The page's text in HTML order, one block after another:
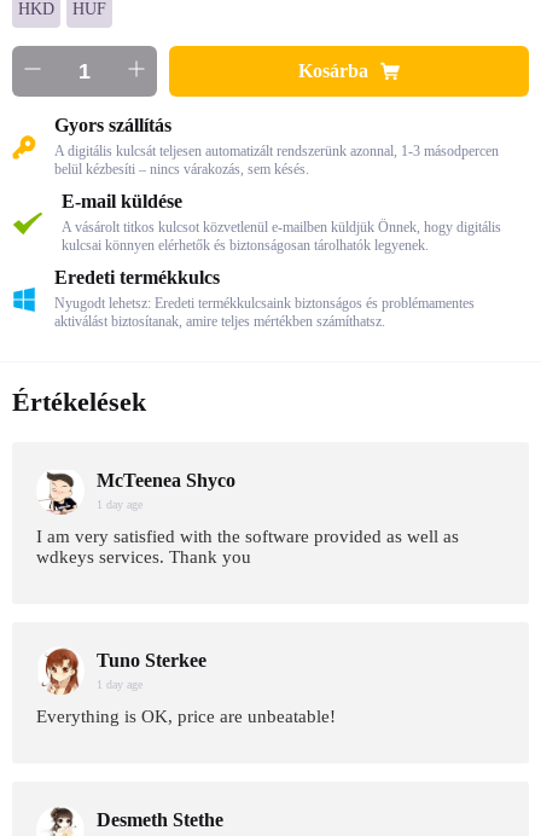
HKD HUF
Kosárba
Gyors szállítás
A digitális kulcsát teljesen automatizált rendszerünk azonnal, 1-3 másodpercen
belül kézbesíti – nincs várakozás, sem késés.
E-mail küldése
A vásárolt titkos kulcsot közvetlenül e-mailben küldjük Önnek, hogy digitális
kulcsai könnyen elérhetők és biztonságosan tárolhatók legyenek.
Eredeti termékkulcs
Nyugodt lehetsz: Eredeti termékkulcsaink biztonságos és problémamentes
aktiválást biztosítanak, amire teljes mértékben számíthatsz.
Értékelések
McTeenea Shyco
1 day age
I am very satisfied with the software provided as well as
wdkeys services. Thank you
Tuno Sterkee
1 day age
Everything is OK, price are unbeatable!
Desmeth Stethe